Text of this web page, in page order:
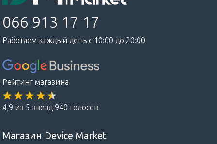
329 грн 250 грн
066 913 17 17
Работаем каждый день с 10:00 до 20:00
Рейтинг магазина
4,9 из 5 звезд 940 голосов
Магазин Device Market